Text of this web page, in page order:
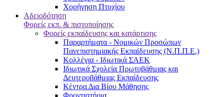
Χορήγηση Πτυχίου
Αδειοδότηση
Φορείς εκπ. & πιστοποίησης
Φορείς εκπαίδευσης και κατάρτισης
Παραρτήματα - Νομικών Προσώπων
Πανεπιστημιακής Εκπαίδευσης (Ν.Π.Π.Ε.)
Κολλέγια - Ιδιωτικά ΣΑΕΚ
Ιδιωτικά Σχολεία Πρωτοβάθμιας και
Δευτεροβάθμιας Εκπαίδευσης
Κέντρα Δια Βίου Μάθησης
Φροντιστήρια